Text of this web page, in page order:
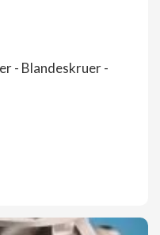
- Blandeskruer -